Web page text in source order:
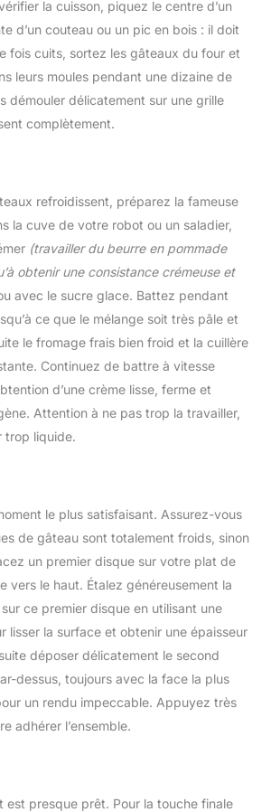
la cuisson, piquez le centre d’un
d’un couteau ou un pic en bois : il doit
fois cuits, sortez les gâteaux du four et
leurs moules pendant une dizaine de
démouler délicatement sur une grille
complètement.
refroidissent, préparez la fameuse
la cuve de votre robot ou un saladier,
(travailler du beurre en pommade
obtenir une consistance crémeuse et
avec le sucre glace. Battez pendant
ce que le mélange soit très pâle et
le fromage frais bien froid et la cuillère
Continuez de battre à vitesse
d’une crème lisse, ferme et
Attention à ne pas trop la travailler,
trop liquide.
le plus satisfaisant. Assurez-vous
de gâteau sont totalement froids, sinon
un premier disque sur votre plat de
vers le haut. Étalez généreusement la
ce premier disque en utilisant une
lisser la surface et obtenir une épaisseur
déposer délicatement le second
dessus, toujours avec la face la plus
un rendu impeccable. Appuyez très
adhérer l’ensemble.
est presque prêt. Pour la touche finale